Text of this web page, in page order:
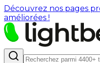
Découvrez nos pages
améliorées !